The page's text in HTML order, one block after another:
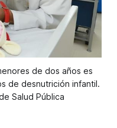
de dos años es
de desnutrición infantil.
Salud Pública